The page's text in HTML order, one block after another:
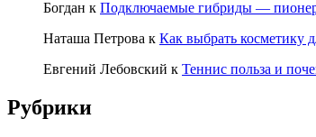
Богдан к Подключаемые гибриды — пионер
Наташа Петрова к Как выбрать косметику
Евгений Лебовский к Теннис польза и
Рубрики